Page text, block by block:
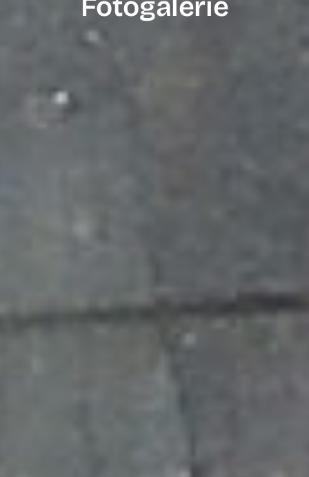
Fotogalerie